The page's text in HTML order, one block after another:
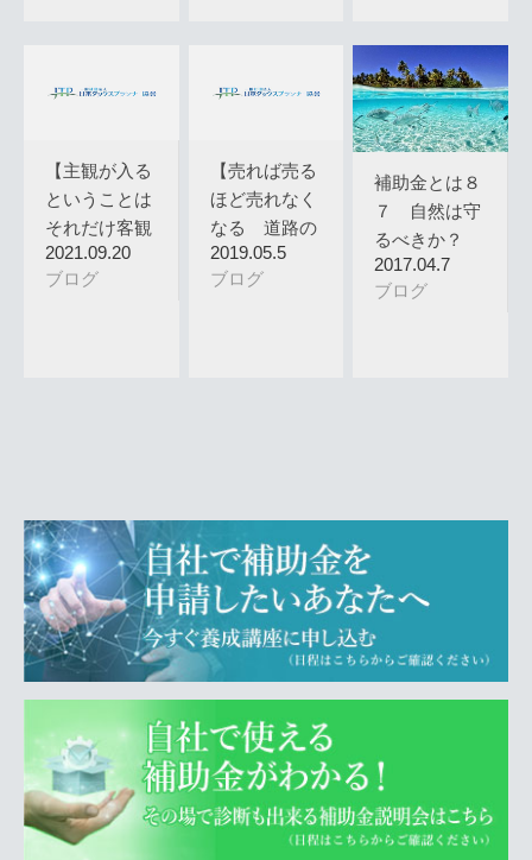
【主観が入る
ということは
それだけ客観
性が損なわ…
2021.09.20
ブログ
【売れば売る
ほど売れなく
なる 道路の
白線引きの…
2019.05.5
ブログ
補助金とは８
７ 自然は守
るべきか？
2017.04.7
ブログ